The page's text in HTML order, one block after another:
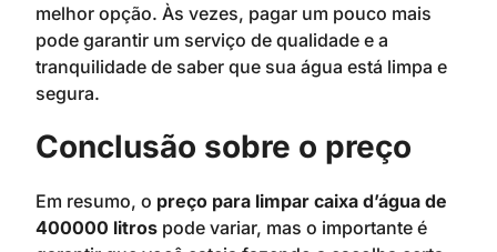
melhor opção. Às vezes, pagar um pouco mais
pode garantir um serviço de qualidade e a
tranquilidade de saber que sua água está limpa e
segura.
Conclusão sobre o preço
Em resumo, o preço para limpar caixa d’água de
400000 litros pode variar, mas o importante é